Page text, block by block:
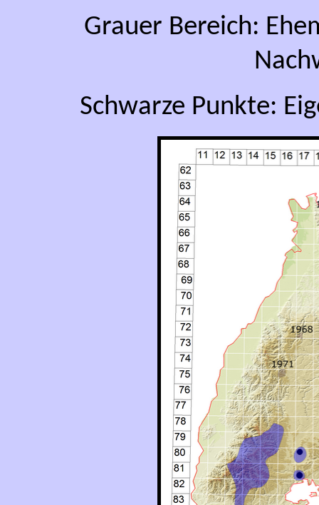
Grauer Bereich:
Schwarze Punkte: